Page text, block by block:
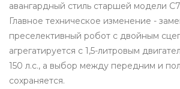
авангардный стиль старшей модели
Главное техническое изменение -
преселективный робот с двойным
агрегатируется с 1,5-литровым
150 л.с., а выбор между передним и
сохраняется.